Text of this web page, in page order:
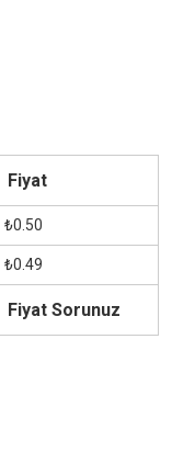
Fiyat
₺0.50
₺0.49
Fiyat Sorunuz